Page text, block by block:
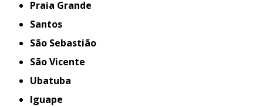
Praia Grande
Santos
São Sebastião
São Vicente
Ubatuba
iguape